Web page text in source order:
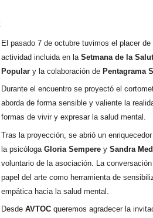
El pasado 7 de octubre tuvimos el placer
actividad incluida en laSetmana de la
Popular y la colaboración de Pentagrama
Durante el encuentro se proyectó el
aborda de forma sensible y valiente la
formas de vivir y expresar la salud mental.
Tras la proyección, se abrió un
la psicólogaGloria Sempere ySandra
voluntario de la asociación. La
papel del arte como herramienta de
empática hacia la salud mental.
DesdeAVTOC queremos agradecer la